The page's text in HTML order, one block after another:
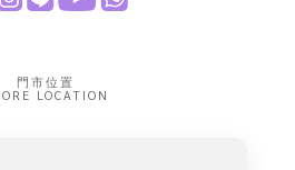
門市位置
LOCATION